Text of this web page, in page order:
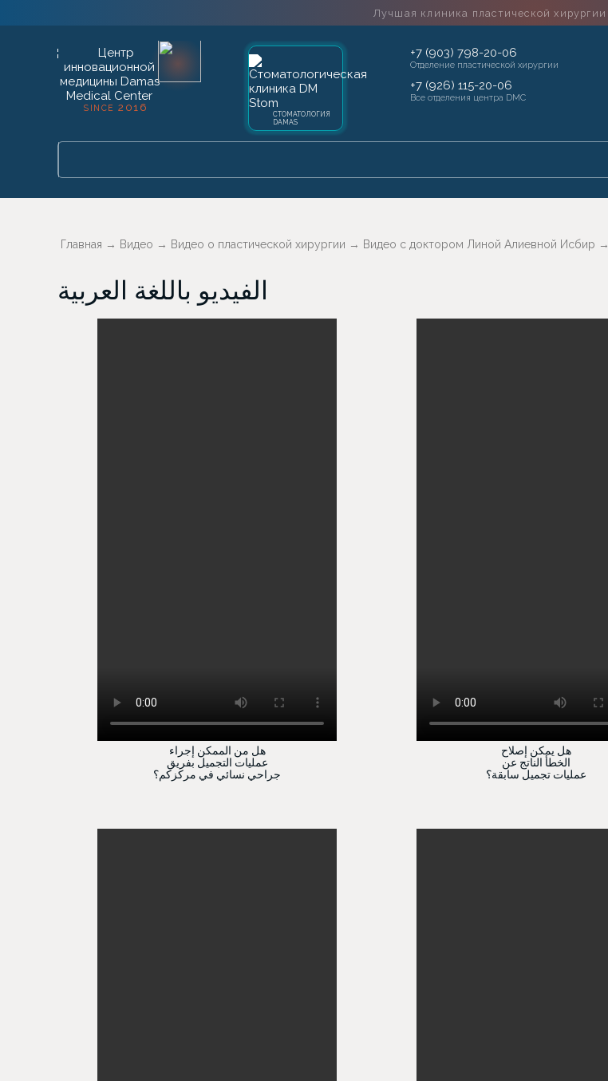
Лучшая клиника пластической хирургии
SINCE 2016
СТОМАТОЛОГИЯ
DAMAS
+7 (903) 798-20-06
Отделение пластической хирургии
+7 (926) 115-20-06
Все отделения центра DMC
Главная → Видео → Видео о пластической хирургии → Видео с доктором Линой Алиевной Исбир →
الفيديو باللغة العربية
هل من الممكن إجراء
عمليات التجميل بفريق
جراحي نسائي في مركزكم؟
هل يمكن إصلاح
الخطأ الناتج عن
عمليات تجميل سابقة؟